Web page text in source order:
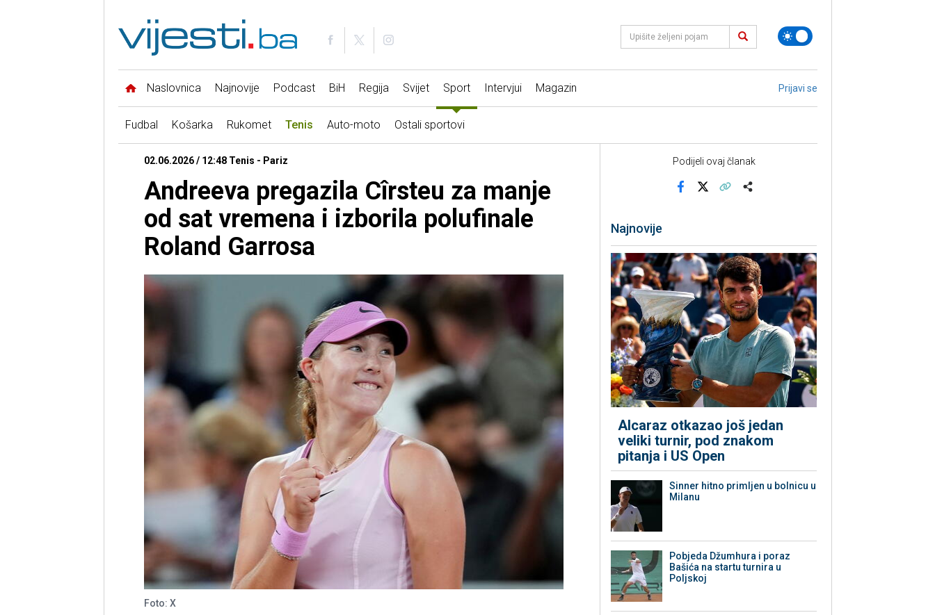
Naslovnica Najnovije Podcast BiH Regija Svijet Sport Intervjui Magazin Prijavi se
Fudbal Košarka Rukomet Tenis Auto-moto Ostali sportovi
02.06.2026 / 12:48 Tenis - Pariz
Andreeva pregazila Cîrsteu za manje
od sat vremena i izborila polufinale
Roland Garrosa
Foto: X
Podijeli ovaj članak
Najnovije
Alcaraz otkazao još jedan
veliki turnir, pod znakom
pitanja i US Open
Sinner hitno primljen u bolnicu u
Milanu
Pobjeda Džumhura i poraz
Bašića na startu turnira u
Poljskoj